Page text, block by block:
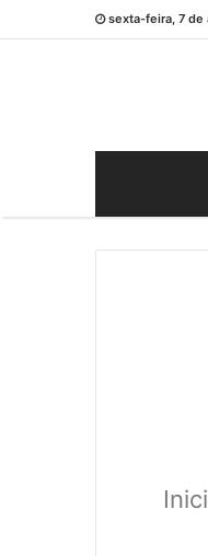
sexta-feira, 7